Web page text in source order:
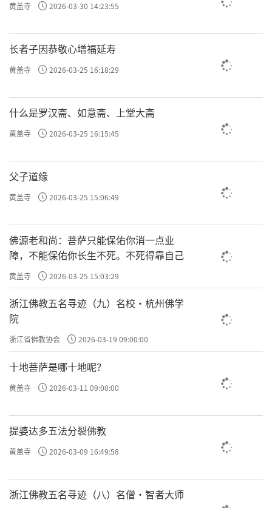
黄盖寺 2026-03-30 14:23:55
长者子因恭敬心增福延寿
黄盖寺 2026-03-25 16:18:29
什么是罗汉斋、如意斋、上堂大斋
黄盖寺 2026-03-25 16:15:45
父子道缘
黄盖寺 2026-03-25 15:06:49
佛源老和尚：菩萨只能保佑你消一点业
障，不能保佑你长生不死。不死得靠自己
黄盖寺 2026-03-25 15:03:29
浙江佛教五名寻迹（九）名校·杭州佛学
院
浙江省佛教协会 2026-03-19 09:00:00
十地菩萨是哪十地呢？
黄盖寺 2026-03-11 09:00:00
提婆达多五法分裂佛教
黄盖寺 2026-03-09 16:49:58
浙江佛教五名寻迹（八）名僧·智者大师